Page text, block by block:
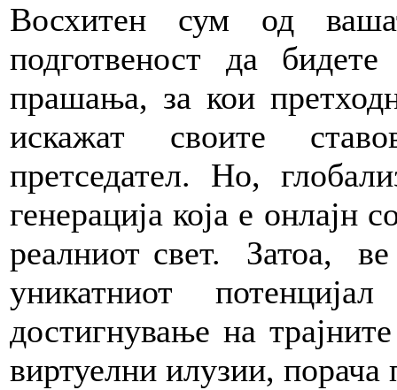
Восхитен сум од
подготвеност да
прашања, за кои
искажат своите
претседател. Но,
генерација која е онлајн
реалниот свет. Затоа, ве
уникатниот
достигнување на
виртуелни илузии,